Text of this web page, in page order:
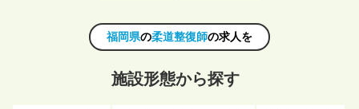
福岡県の柔道整復師の求人を
施設形態から探す